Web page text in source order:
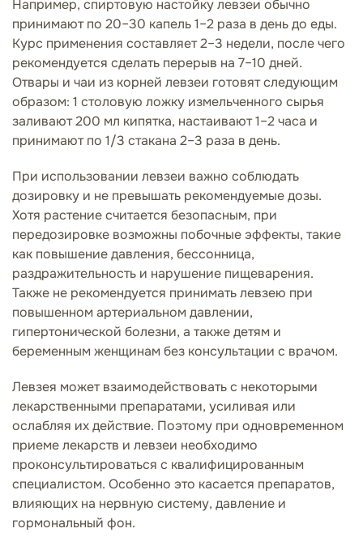
Например, спиртовую настойку левзеи обычно
принимают по 20–30 капель 1–2 раза в день до еды.
Курс применения составляет 2–3 недели, после чего
рекомендуется сделать перерыв на 7–10 дней.
Отвары и чаи из корней левзеи готовят следующим
образом: 1 столовую ложку измельченного сырья
заливают 200 мл кипятка, настаивают 1–2 часа и
принимают по 1/3 стакана 2–3 раза в день.
При использовании левзеи важно соблюдать
дозировку и не превышать рекомендуемые дозы.
Хотя растение считается безопасным, при
передозировке возможны побочные эффекты, такие
как повышение давления, бессонница,
раздражительность и нарушение пищеварения.
Также не рекомендуется принимать левзею при
повышенном артериальном давлении,
гипертонической болезни, а также детям и
беременным женщинам без консультации с врачом.
Левзея может взаимодействовать с некоторыми
лекарственными препаратами, усиливая или
ослабляя их действие. Поэтому при одновременном
приеме лекарств и левзеи необходимо
проконсультироваться с квалифицированным
специалистом. Особенно это касается препаратов,
влияющих на нервную систему, давление и
гормональный фон.